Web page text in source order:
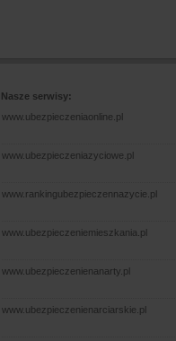
Nasze serwisy:
www.ubezpieczeniaonline.pl
www.ubezpieczeniazyciowe.pl
www.rankingubezpieczennazycie.pl
www.ubezpieczeniemieszkania.pl
www.ubezpieczenienanarty.pl
www.ubezpieczenienarciarskie.pl